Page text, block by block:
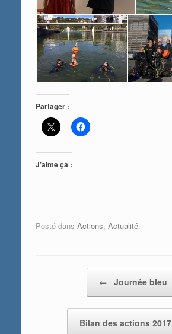
Partager :
J’aime ça :
Posté dans Actions, Actualité.
← Journée bleu
Bilan des actions 2017